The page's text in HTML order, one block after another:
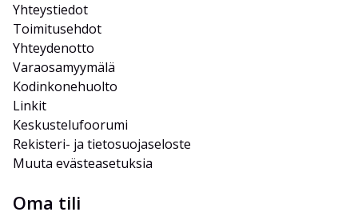
Yhteystiedot
Toimitusehdot
Yhteydenotto
Varaosamyymälä
Kodinkonehuolto
Linkit
Keskustelufoorumi
Rekisteri- ja tietosuojaseloste
Muuta evästeasetuksia
Oma tili